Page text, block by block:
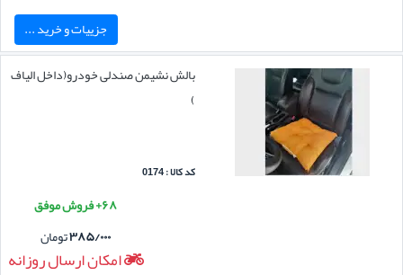
جزییات و خرید ...
بالش نشیمن صندلی خودرو(داخل الیاف
)
کد کالا : 0174
۶۸+ فروش موفق
۳۸۵/۰۰۰تومان
امکان ارسال روزانه